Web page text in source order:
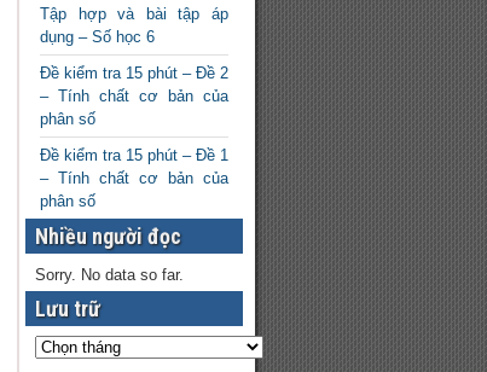
Tập hợp và bài tập áp
dụng – Số học 6
Đề kiểm tra 15 phút – Đề 2
– Tính chất cơ bản của
phân số
Đề kiểm tra 15 phút – Đề 1
– Tính chất cơ bản của
phân số
Nhiều người đọc
Sorry. No data so far.
Lưu trữ